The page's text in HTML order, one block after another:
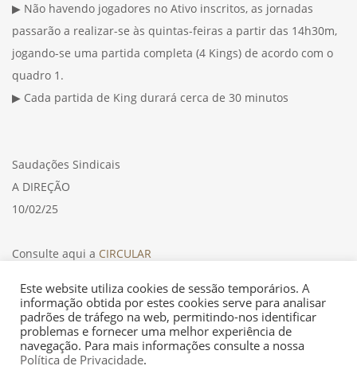
▶ Não havendo jogadores no Ativo inscritos, as jornadas
passarão a realizar-se às quintas-feiras a partir das 14h30m,
jogando-se uma partida completa (4 Kings) de acordo com o
quadro 1.
▶ Cada partida de King durará cerca de 30 minutos
Saudações Sindicais
A DIREÇÃO
10/02/25
Consulte aqui a CIRCULAR
Este website utiliza cookies de sessão temporários. A
informação obtida por estes cookies serve para analisar
padrões de tráfego na web, permitindo-nos identificar
problemas e fornecer uma melhor experiência de
navegação. Para mais informações consulte a nossa
Política de Privacidade.